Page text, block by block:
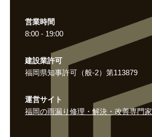
営業時間
8:00 - 19:00
建設業許可
福岡県知事許可（般-2）第113879
運営サイト
福岡の雨漏り修理・解決・改善専門家